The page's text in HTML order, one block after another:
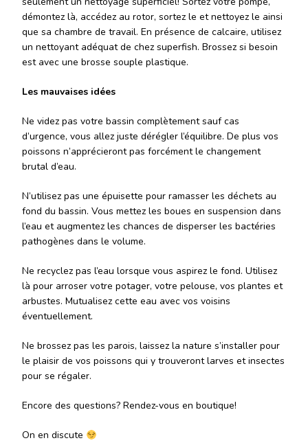
démontez là, accédez au rotor, sortez le et nettoyez le ainsi
que sa chambre de travail. En présence de calcaire, utilisez
un nettoyant adéquat de chez superfish. Brossez si besoin
est avec une brosse souple plastique.
Les mauvaises idées
Ne videz pas votre bassin complètement sauf cas
d’urgence, vous allez juste dérégler l’équilibre. De plus vos
poissons n’apprécieront pas forcément le changement
brutal d’eau.
N’utilisez pas une épuisette pour ramasser les déchets au
fond du bassin. Vous mettez les boues en suspension dans
l’eau et augmentez les chances de disperser les bactéries
pathogènes dans le volume.
Ne recyclez pas l’eau lorsque vous aspirez le fond. Utilisez
là pour arroser votre potager, votre pelouse, vos plantes et
arbustes. Mutualisez cette eau avec vos voisins
éventuellement.
Ne brossez pas les parois, laissez la nature s’installer pour
le plaisir de vos poissons qui y trouveront larves et insectes
pour se régaler.
Encore des questions? Rendez-vous en boutique!
On en discute